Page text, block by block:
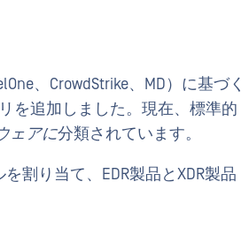
、CrowdStrike、MD）に基づく
を追加しました。現在、標準的
ェアに分類されています。
割り当て、EDR製品とXDR製品